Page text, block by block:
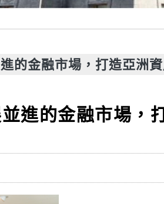
的金融市場，打造亞洲
進的金融市場，